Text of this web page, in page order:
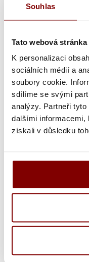
Souhlas
Tato webová
K personalizaci
sociálních médií a
soubory cookie.
sdílíme se svými
analýzy. Partneři
dalšími informacemi,
získali v důsledku
které již máme u
vyšití jména,
Grafická úprava
34.69€ Ak ste u
uložené a toto
dvojriadkové
pracovnej pozície.
Vyšitie loga a
Ak ste si
nás uložené.
Ukážka textu: